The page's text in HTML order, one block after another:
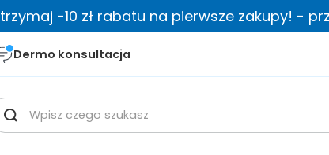
-10 zł rabatu na pierwsze zakupy! -
Dermo konsultacja